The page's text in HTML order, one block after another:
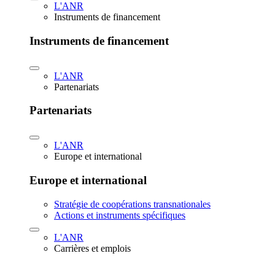
L'ANR
Instruments de financement
Instruments de financement
L'ANR
Partenariats
Partenariats
L'ANR
Europe et international
Europe et international
Stratégie de coopérations transnationales
Actions et instruments spécifiques
L'ANR
Carrières et emplois